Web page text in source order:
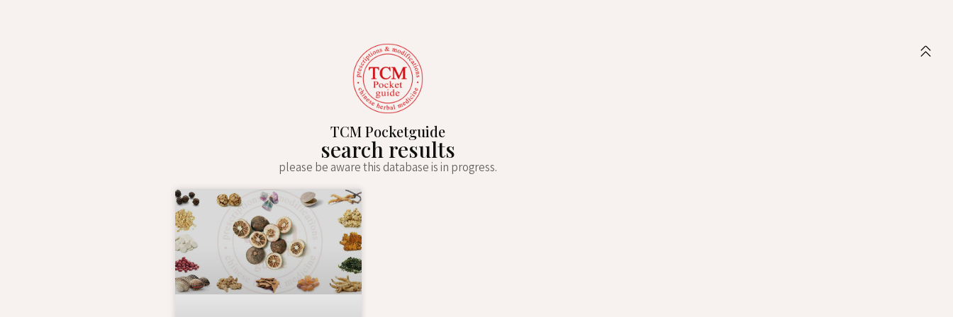
TCM Pocketguide
search results
please be aware this database is in progress.